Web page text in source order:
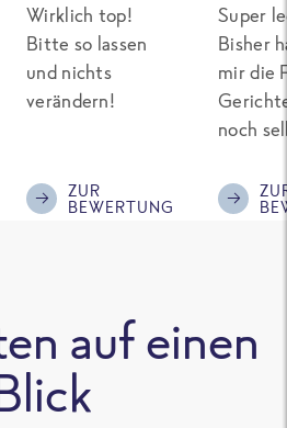
Wirklich top!
Bitte so lassen
und nichts
verändern!
ZUR
BEWERTUNG
Super
Bisher
mir die
noch
Eiweiß.
was
auf einen